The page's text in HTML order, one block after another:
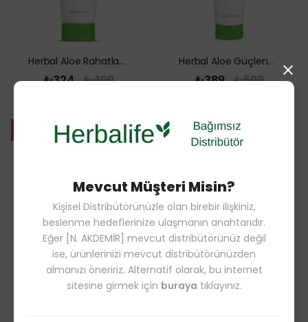
Mevcut Müşteri Misin?
Kişisel Distribütörünüzle olan birebir ilişkiniz,
beslenme hedeflerinize ulaşmanın anahtarıdır.
Eğer [N. AKDEMİR] mevcut distribütörünüz değil
ise, ürünlerinizi mevcut distribütörünüzden
almanızı öneririz. Alternatif olarak, bu internet
sitesine girmek için buraya tıklayınız.
Herbal Aloe Rahatlatıcı Jel 200 ml
₺324 ₺499
Herbal Aloe Güçlendirici Şampuan 250 ml
₺389 ₺599
HL/Skin Besleyici El ve Vücut Losyonu 147 ml
₺1047.23
%35
₺1147 ₺1764